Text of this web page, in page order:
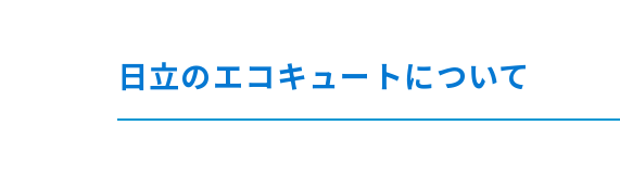
日立のエコキュートについて